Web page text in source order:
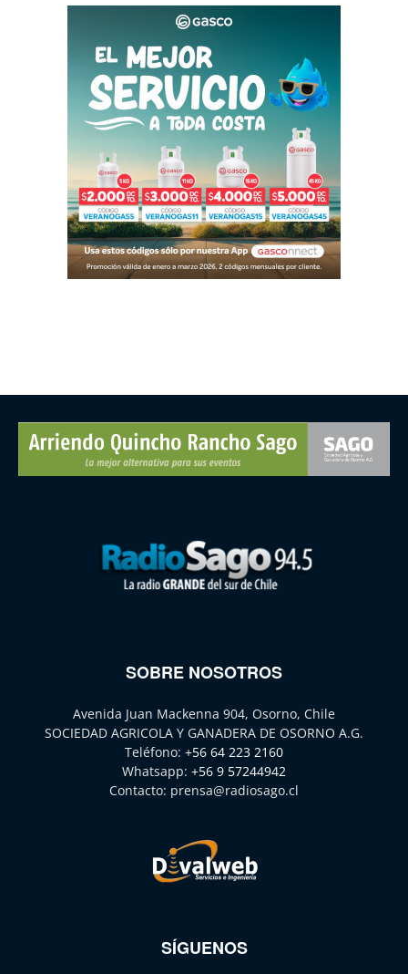
SOBRE NOSOTROS
Avenida Juan Mackenna 904, Osorno, Chile
SOCIEDAD AGRICOLA Y GANADERA DE OSORNO A.G.
Teléfono: +56 64 223 2160
Whatsapp: +56 9 57244942
Contacto: prensa@radiosago.cl
SÍGUENOS